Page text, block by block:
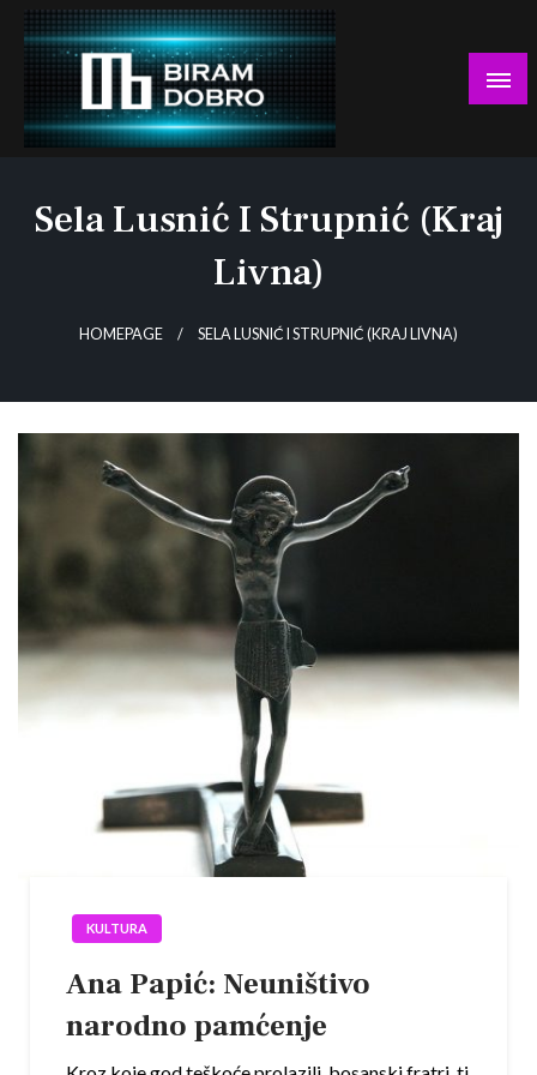
Skip
content
Sela Lusnić I Strupnić (kraj
Livna)
HOMEPAGE SELA LUSNIĆ I STRUPNIĆ (KRAJ LIVNA)
KULTURA
Ana Papić: Neuništivo
narodno pamćenje